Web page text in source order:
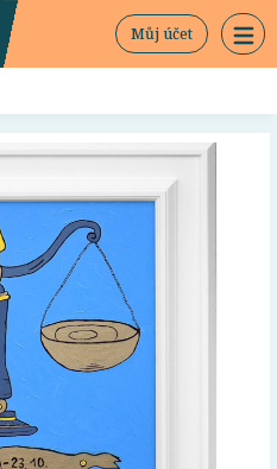
Můj účet